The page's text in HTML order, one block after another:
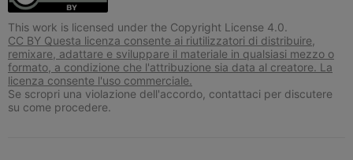
This work is licensed under the Copyright License 4.0.
CC BY Questa licenza consente ai riutilizzatori di distribuire,
remixare, adattare e sviluppare il materiale in qualsiasi mezzo o
formato, a condizione che l'attribuzione sia data al creatore. La
licenza consente l'uso commerciale.
Se scropri una violazione dell'accordo, contattaci per discutere
su come procedere.